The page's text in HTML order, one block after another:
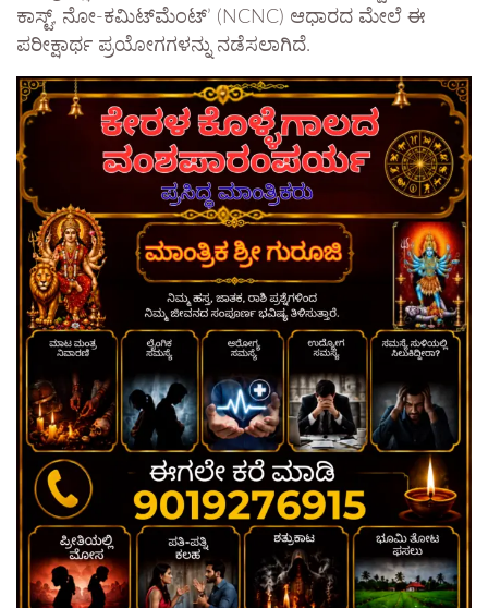
ಕಾಸ್ಟ್, ನೋ-ಕಮಿಟ್‌ಮೆಂಟ್’ (NCNC) ಆಧಾರದ ಮೇಲೆ ಈ
ಪರೀಕ್ಷಾರ್ಥ ಪ್ರಯೋಗಗಳನ್ನು ನಡೆಸಲಾಗಿದೆ.